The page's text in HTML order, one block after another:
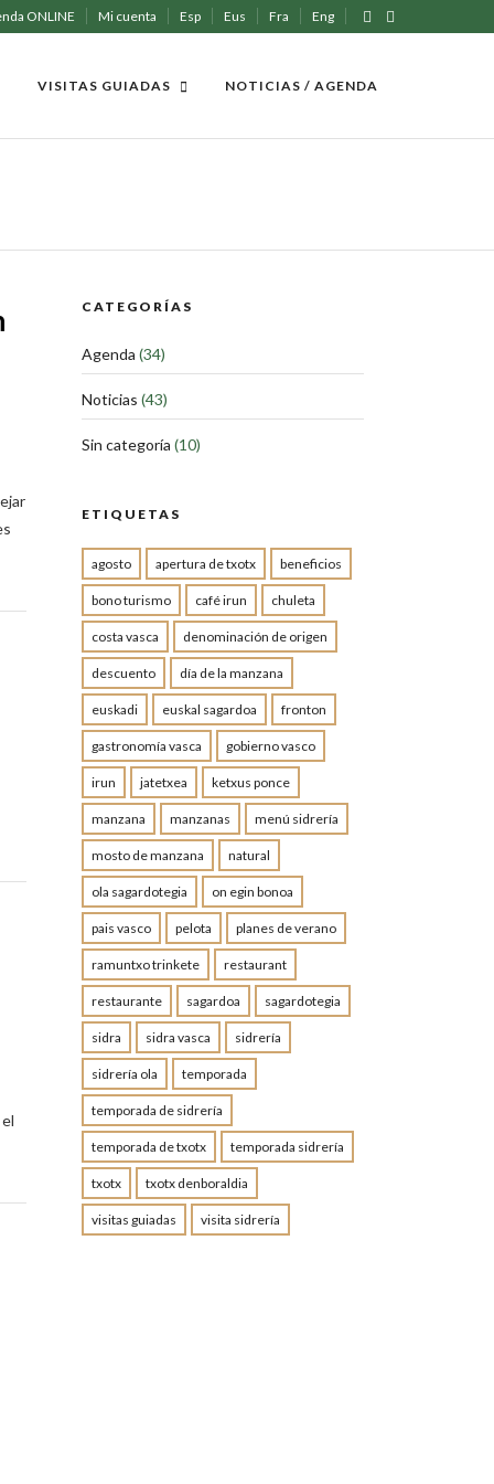
ONLINE Mi cuenta Esp Eus Fra Eng
VISITAS GUIADAS NOTICIAS / AGENDA
CATEGORÍAS
Agenda (34)
Noticias (43)
Sin categoría (10)
ETIQUETAS
agosto apertura de txotx beneficios
bono turismo café irun chuleta
costa vasca denominación de origen
descuento día de la manzana
euskadi euskal sagardoa fronton
gastronomía vasca gobierno vasco
irun jatetxea ketxus ponce
manzana manzanas menú sidrería
mosto de manzana natural
ola sagardotegia on egin bonoa
pais vasco pelota planes de verano
ramuntxo trinkete restaurant
restaurante sagardoa sagardotegia
sidra sidra vasca sidrería
sidrería ola temporada
temporada de sidrería
temporada de txotx temporada sidrería
txotx txotx denboraldia
visitas guiadas visita sidrería